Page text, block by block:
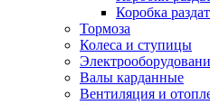
Коробка
Тормоза
Колеса и ступицы
Валы карданные
Вентиляция и